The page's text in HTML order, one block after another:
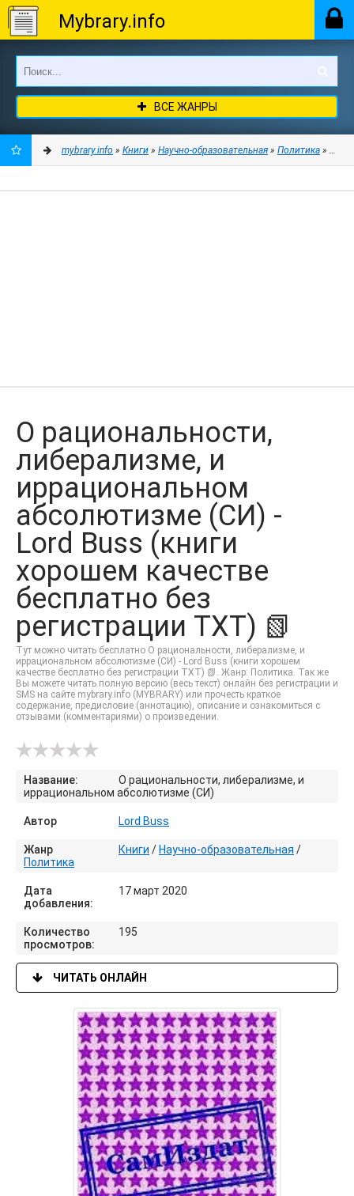
Mybrary.info
ВСЕ ЖАНРЫ
mybrary.info » Книги » Научно-образовательная » Политика » О
О рациональности,
либерализме, и
иррациональном
абсолютизме (СИ) -
Lord Buss (книги
хорошем качестве
бесплатно без
регистрации TXT) 📗
Тут можно читать бесплатно О рациональности, либерализме, и
иррациональном абсолютизме (СИ) - Lord Buss (книги хорошем
качестве бесплатно без регистрации TXT) 📗. Жанр: Политика. Так же
Вы можете читать полную версию (весь текст) онлайн без регистрации и
SMS на сайте mybrary.info (MYBRARY) или прочесть краткое
содержание, предисловие (аннотацию), описание и ознакомиться с
отзывами (комментариями) о произведении.
Название:
О рациональности, либерализме, и
иррациональном абсолютизме (СИ)
Автор Lord Buss
Жанр Книги / Научно-образовательная /
Политика
Дата
добавления:
17 март 2020
Количество
просмотров:
195
ЧИТАТЬ ОНЛАЙН